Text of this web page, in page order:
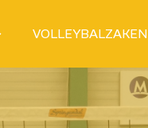
VOLLEYBALZAKEN